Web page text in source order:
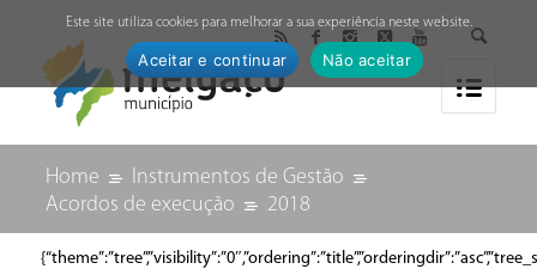
Home
Instrumentos de Gestão
Acordos de execução
2018
Este site utiliza cookies para melhorar a sua experiência neste website.
Aceitar e continuar Não aceitar